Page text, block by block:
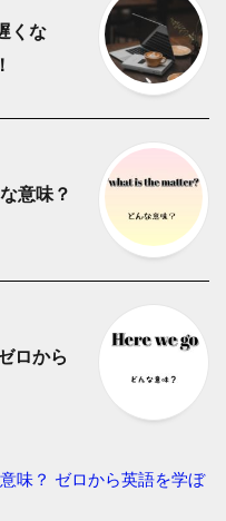
くな
意味？
ロから
味？ ゼロから英語を学ぼ